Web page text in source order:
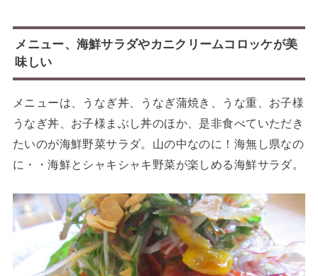
メニュー、海鮮サラダやカニクリームコロッケが美
味しい
メニューは、うなぎ丼、うなぎ蒲焼き、うな重、お子様
うなぎ丼、お子様まぶし丼のほか、是非食べていただき
たいのが海鮮野菜サラダ。山の中なのに！海無し県なの
に・・海鮮とシャキシャキ野菜が楽しめる海鮮サラダ。